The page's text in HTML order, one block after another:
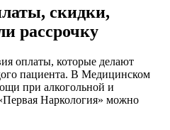
скидки,
рассрочку
оплаты, которые делают
пациента. В Медицинском
при алкогольной и
Наркология» можно